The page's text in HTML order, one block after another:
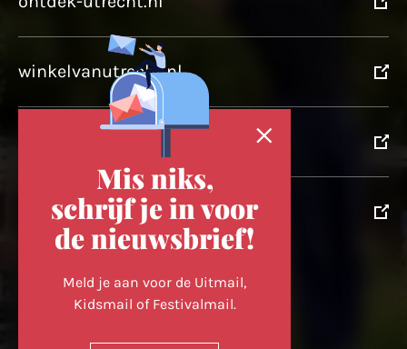
winkelvanutrecht.nl
utrechtpartners.nl
Volg ons op
Mis niks,
schrijf je in voor
de nieuwsbrief!
Meld je aan voor de Uitmail,
Kidsmail of Festivalmail.